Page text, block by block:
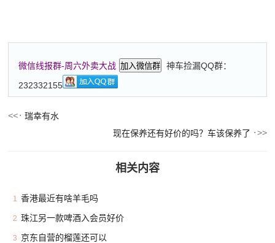
微信线报群-周六外卖大战 加入微信群
神车捡漏QQ群：
232332155
瑞幸有水
现在保养还有好价的吗？车该保养了
相关内容
1 香港最近有啥羊毛吗
2 珠江另一款啤酒入会员好价
3 京东自营的榴莲还可以